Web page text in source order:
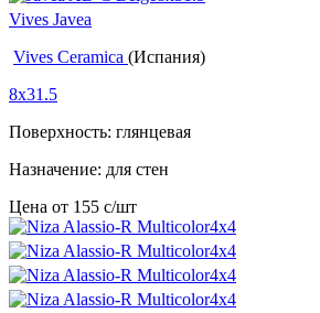
Vives Javea
Vives Ceramica (Испания)
8x31.5
Поверхность: глянцевая
Назначение: для стен
Цена от 155 c/шт